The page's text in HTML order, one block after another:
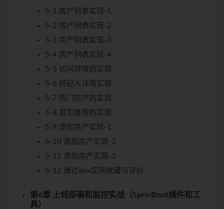
5-1 房产列表实现-1
5-2 房产列表实现-2
5-3 房产列表实现-3
5-4 房产列表实现-4
5-5 访问详情的实现
5-6 经纪人详情实现
5-7 热门房产的实现
5-8 首页推荐的实现
5-9 添加房产实现-1
5-10 添加房产实现-2
5-11 添加房产实现-3
5-12 通过ajax实现收藏与评价
第6章 上线部署和监控实战（SprinBoot插件和工
具）